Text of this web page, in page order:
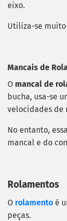
eixo.
Utiliza-se muito
Mancais de
O mancal de
bucha, usa-se
velocidades de
No entanto,
mancal e do
Rolamentos
O rolamento é
peças.